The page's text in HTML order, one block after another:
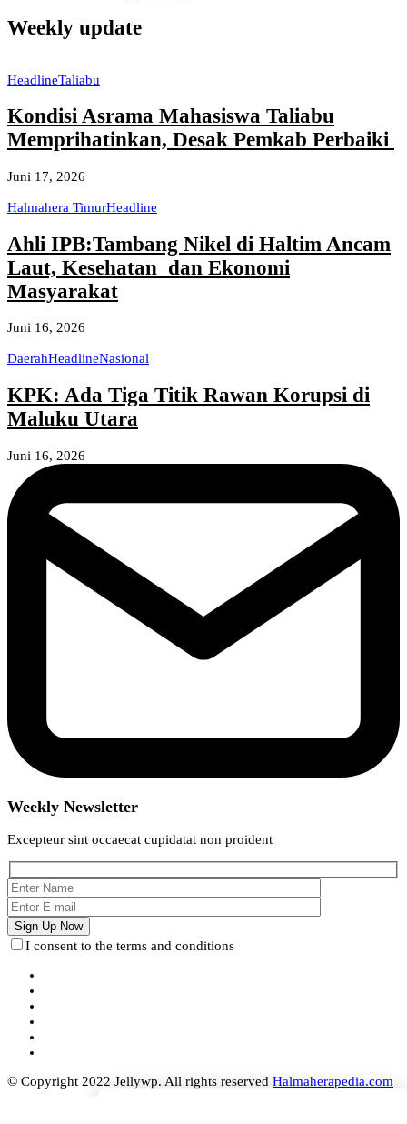
Weekly update
HeadlineTaliabu
Kondisi Asrama Mahasiswa Taliabu
Memprihatinkan, Desak Pemkab Perbaiki
Juni 17, 2026
Halmahera TimurHeadline
Ahli IPB:Tambang Nikel di Haltim Ancam
Laut, Kesehatan dan Ekonomi
Masyarakat
Juni 16, 2026
DaerahHeadlineNasional
KPK: Ada Tiga Titik Rawan Korupsi di
Maluku Utara
Juni 16, 2026
Weekly Newsletter
Excepteur sint occaecat cupidatat non proident
I consent to the terms and conditions
© Copyright 2022 Jellywp. All rights reserved Halmaherapedia.com